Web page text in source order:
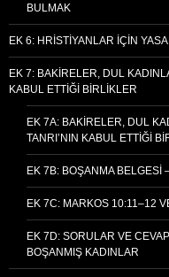
BULMAK
EK 6: HRISTIYANLAR İÇIN
EK 7: BAKIRELER, DUL
KABUL ETTIĞI BIRLIKLER
EK 7A: BAKIRELER, DUL
TANRI’NIN KABUL ETTIĞI
EK 7B: BOŞANMA
EK 7C: MARKOS 10:11–12
EK 7D: SORULAR VE
BOŞANMIŞ KADINLAR